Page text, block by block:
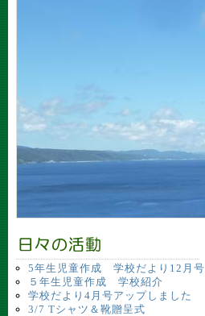
5年生児童作成 学校だより12月号
５年生児童作成 学校紹介
学校だより4月号アップしました
3/7 Tシャツ＆靴贈呈式